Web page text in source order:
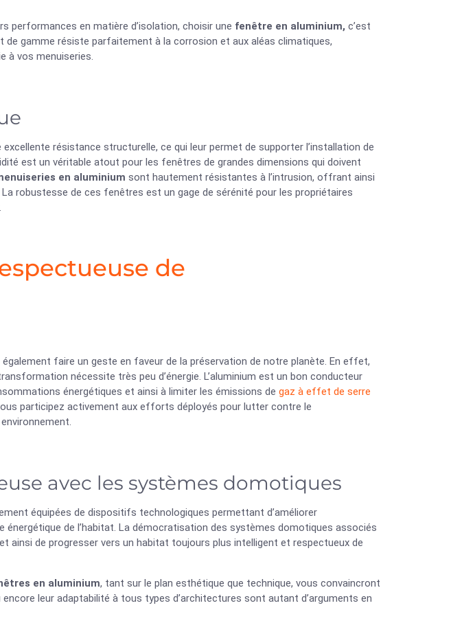
performances en matière d’isolation, choisir une fenêtre en aluminium, c’est
de gamme résiste parfaitement à la corrosion et aux aléas climatiques,
à vos menuiseries.
résistance structurelle, ce qui leur permet de supporter l’installation de
est un véritable atout pour les fenêtres de grandes dimensions qui doivent
en aluminium sont hautement résistantes à l’intrusion, offrant ainsi
robustesse de ces fenêtres est un gage de sérénité pour les propriétaires
de
également faire un geste en faveur de la préservation de notre planète. En effet,
nécessite très peu d’énergie. L’aluminium est un bon conducteur
énergétiques et ainsi à limiter les émissions de gaz à effet de serre
participez activement aux efforts déployés pour lutter contre le
avec les systèmes domotiques
équipées de dispositifs technologiques permettant d’améliorer
de l’habitat. La démocratisation des systèmes domotiques associés
ainsi de progresser vers un habitat toujours plus intelligent et respectueux de
en aluminium, tant sur le plan esthétique que technique, vous convaincront
leur adaptabilité à tous types d’architectures sont autant d’arguments en